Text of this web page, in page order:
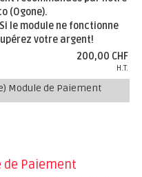
(Ogone).
le module ne fonctionne
votre argent!
200,00 CHF
H.T.
Module de Paiement
de Paiement